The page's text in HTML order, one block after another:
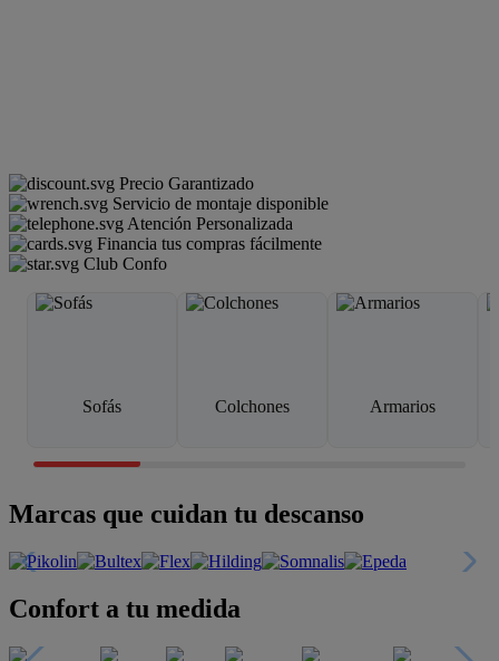
Precio Garantizado
Servicio de montaje disponible
Atención Personalizada
Financia tus compras fácilmente
Club Confo
Sofás Colchones Armarios
Marcas que cuidan tu descanso
Confort a tu medida